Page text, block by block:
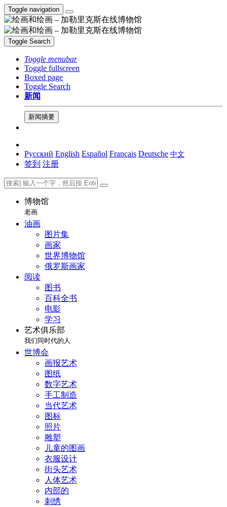
Toggle navigation
Toggle Search
Toggle menubar
Toggle fullscreen
Boxed page
Toggle Search
新闻
新闻摘要
Русский English Español Français Deutsche 中文
签到 注册
博物馆
老画
油画
图片集
画家
世界博物馆
俄罗斯画家
阅读
图书
百科全书
电影
学习
艺术俱乐部
我们同时代的人
世博会
画报艺术
图纸
数字艺术
手工制造
当代艺术
图标
照片
雕塑
儿童的图画
衣服设计
街头艺术
人体艺术
内部的
刺绣